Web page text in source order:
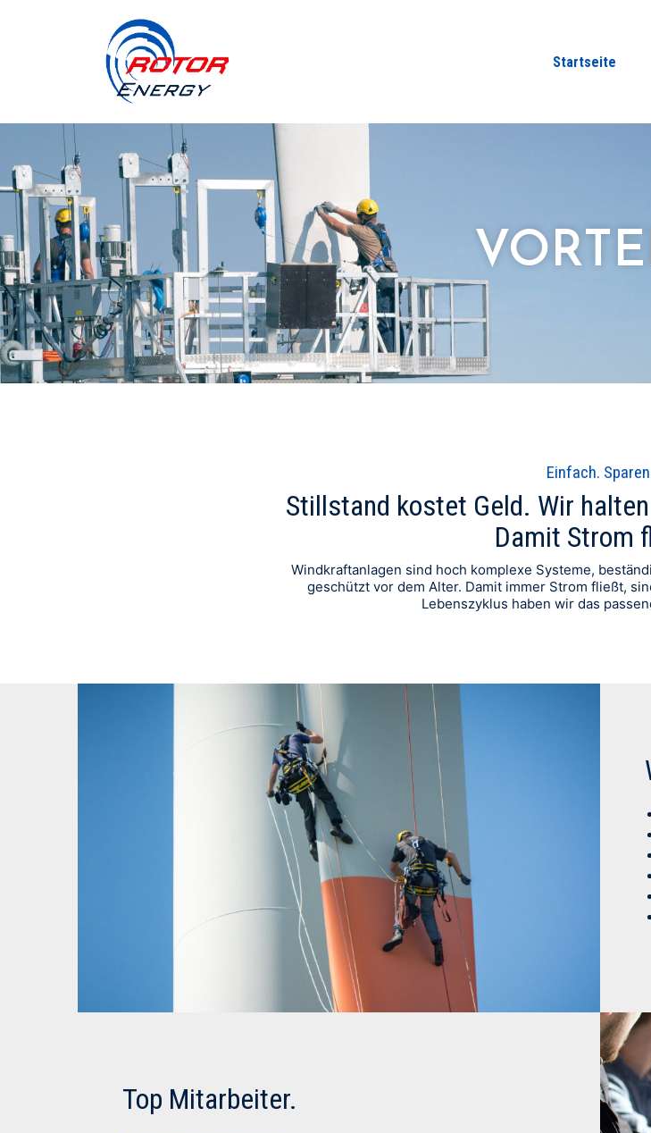
Startseite
Einfach.
Stillstand kostet Geld. Wir
Damit Strom
Windkraftanlagen sind hoch komplexe Systeme,
geschützt vor dem Alter. Damit immer Strom fließt,
Lebenszyklus haben wir das
Top Mitarbeiter.